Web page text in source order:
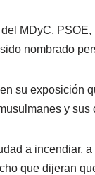
MDyC,
nombrado
su exposición
y
a incendiar,
que dijeran